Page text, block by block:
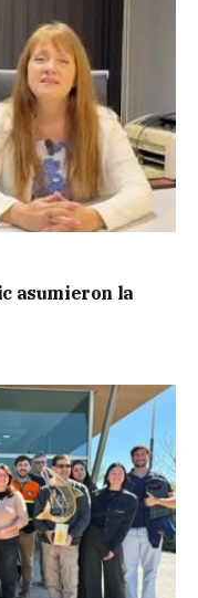
asumieron la